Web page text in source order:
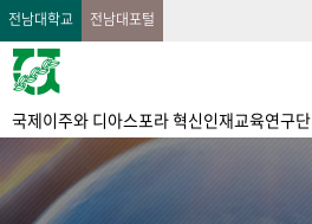
전남대학교 전남대포털
국제이주와 디아스포라 혁신인재교육연구단